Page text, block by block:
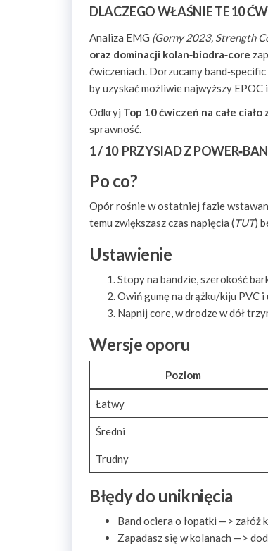
DLACZEGO WŁAŚNIE TE 10
Analiza EMG (Gorny 2023, Strength
oraz dominacji kolan‑biodra‑core
ćwiczeniach. Dorzucamy band‑specific
by uzyskać możliwie najwyższy
Odkryj Top 10 ćwiczeń na całe
sprawność.
1 / 10 PRZYSIAD Z
Po co?
Opór rośnie w ostatniej fazie
temu zwiększasz czas napięcia (TUT)
Ustawienie
Stopy na bandzie, szerokość
Owiń gumę na drążku/kiju PVC i
Napnij core, w drodze w dół
Wersje oporu
Poziom
Łatwy
Średni
Trudny
Błędy do uniknięcia
Band ociera o łopatki —> załóż
Zapadasz się w kolanach —>